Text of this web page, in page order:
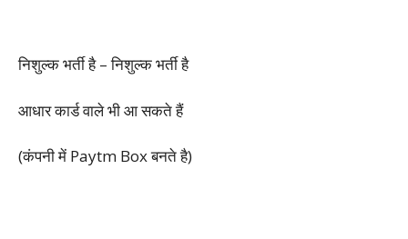
निशुल्क भर्ती है – निशुल्क भर्ती है
आधार कार्ड वाले भी आ सकते हैं
(कंपनी में Paytm Box बनते है)